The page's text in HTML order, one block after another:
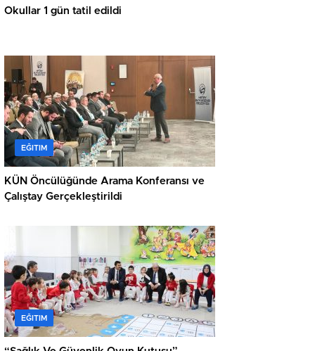
Okullar 1 gün tatil edildi
EĞITIM
KÜN Öncülüğünde Arama Konferansı ve
Çalıştay Gerçekleştirildi
EĞITIM